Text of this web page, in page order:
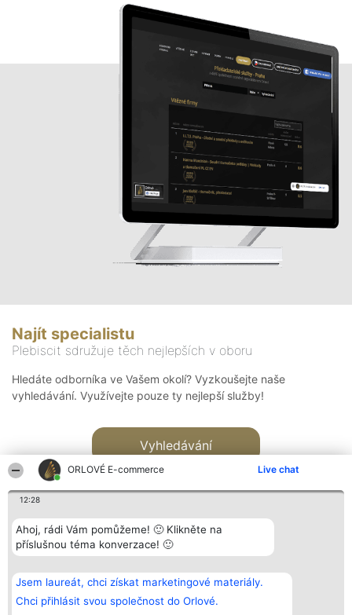
ORLOVÉ E-commerce Live chat
12:28
Ahoj, rádi Vám pomůžeme! 🙂 Klikněte na
příslušnou téma konverzace! 🙂
Jsem laureát, chci získat marketingové materiály.
Chci přihlásit svou společnost do Orlové.
Najít specialistu
Plebiscit sdružuje těch nejlepších v oboru
Hledáte odborníka ve Vašem okolí? Vyzkoušejte naše
vyhledávání. Využívejte pouze ty nejlepší služby!
Vyhledávání
Bright Side Solutions sp. z o.
o. sp. k.
ul. Ruska 22
Wrocław 50-079
Vítězové
Seznam všech
laureátů
Zásady
Kontakt